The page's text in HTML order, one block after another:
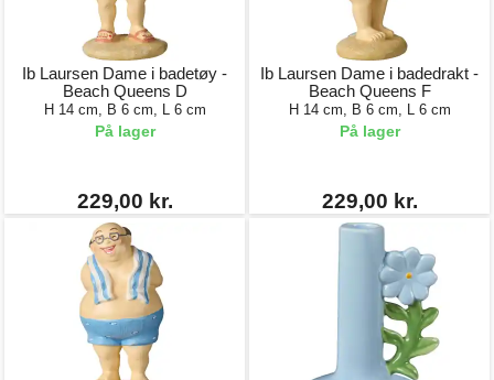
Ib Laursen Dame i badetøy -
Beach Queens D
H 14 cm, B 6 cm, L 6 cm
På lager
229,00 kr.
Ib Laursen Dame i badedrakt -
Beach Queens F
H 14 cm, B 6 cm, L 6 cm
På lager
229,00 kr.